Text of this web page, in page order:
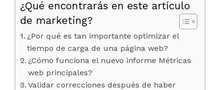
¿Qué encontrarás en este artículo
de marketing?
¿Por qué es tan importante optimizar el
tiempo de carga de una página web?
¿Cómo funciona el nuevo informe Métricas
web principales?
Validar correcciones después de haber